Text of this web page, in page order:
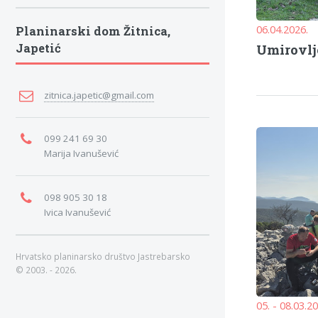
06.04.2026.
05. -
Planinarski dom Žitnica,
Japetić
zitnica.japetic@gmail.com
099 241 69 30
Marija Ivanušević
098 905 30 18
Ivica Ivanušević
Hrvatsko planinarsko društvo Jastrebarsko
© 2003. - 2026.